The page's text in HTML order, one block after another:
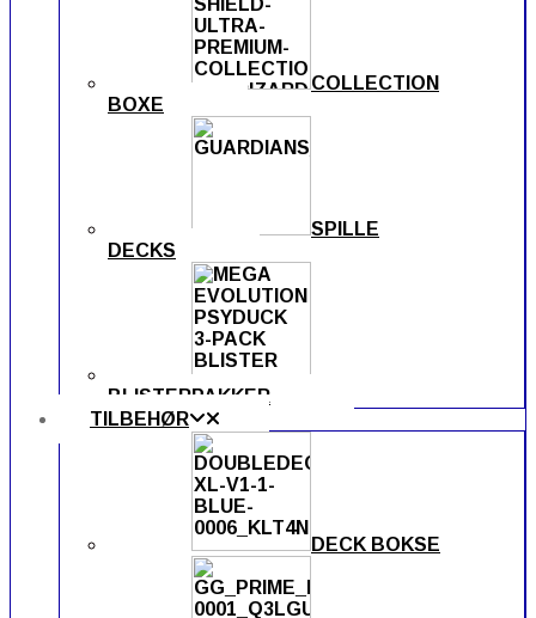
COLLECTION
BOXE
SPILLE
DECKS
BLISTERPAKKER
TILBEHØR
DECK BOKSE